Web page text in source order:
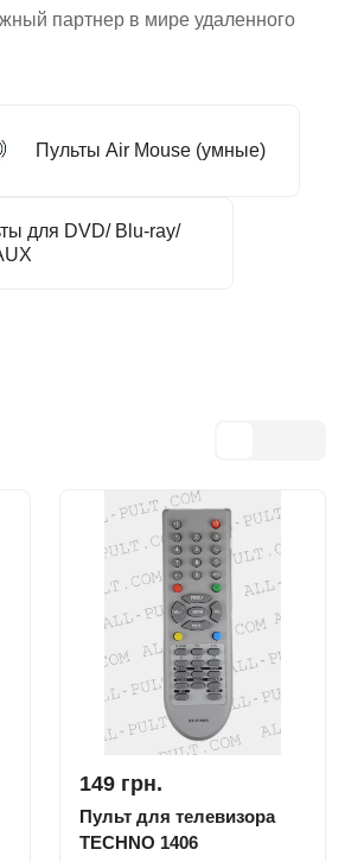
партнер в мире удаленного
Пульты Air Mouse (умные)
для DVD/ Blu-ray/
149 грн.
Пульт для телевизора
TECHNO 1406